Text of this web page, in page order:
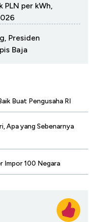
per kWh,
Presiden
Baja
Buat Pengusaha RI
Apa yang Sebenarnya
Impor 100 Negara